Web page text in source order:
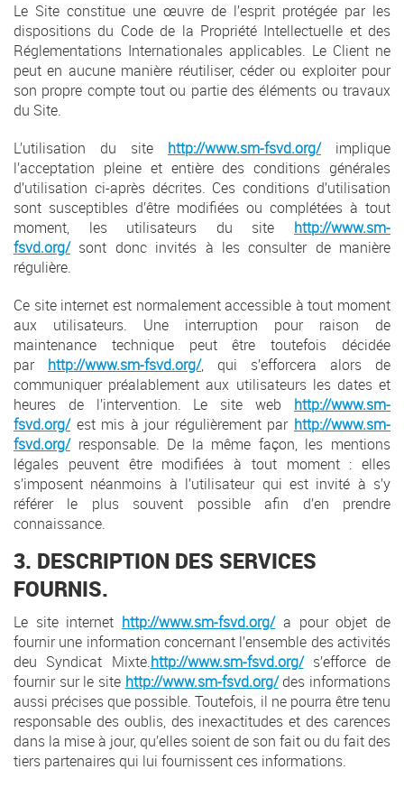
Le Site constitue une œuvre de l’esprit protégée par les
dispositions du Code de la Propriété Intellectuelle et des
Réglementations Internationales applicables. Le Client ne
peut en aucune manière réutiliser, céder ou exploiter pour
son propre compte tout ou partie des éléments ou travaux
du Site.
L’utilisation du site http://www.sm-fsvd.org/implique
l’acceptation pleine et entière des conditions générales
d’utilisation ci-après décrites. Ces conditions d’utilisation
sont susceptibles d’être modifiées ou complétées à tout
moment, les utilisateurs du site http://www.sm-
fsvd.org/sont donc invités à les consulter de manière
régulière.
Ce site internet est normalement accessible à tout moment
aux utilisateurs. Une interruption pour raison de
maintenance technique peut être toutefois décidée
par http://www.sm-fsvd.org/, qui s’efforcera alors de
communiquer préalablement aux utilisateurs les dates et
heures de l’intervention. Le site web http://www.sm-
fsvd.org/est mis à jour régulièrement par http://www.sm-
fsvd.org/responsable. De la même façon, les mentions
légales peuvent être modifiées à tout moment : elles
s’imposent néanmoins à l’utilisateur qui est invité à s’y
référer le plus souvent possible afin d’en prendre
connaissance.
3. DESCRIPTION DES SERVICES
FOURNIS.
Le site internet http://www.sm-fsvd.org/a pour objet de
fournir une information concernant l’ensemble des activités
deu Syndicat Mixte.http://www.sm-fsvd.org/s’efforce de
fournir sur le site http://www.sm-fsvd.org/des informations
aussi précises que possible. Toutefois, il ne pourra être tenu
responsable des oublis, des inexactitudes et des carences
dans la mise à jour, qu’elles soient de son fait ou du fait des
tiers partenaires qui lui fournissent ces informations.